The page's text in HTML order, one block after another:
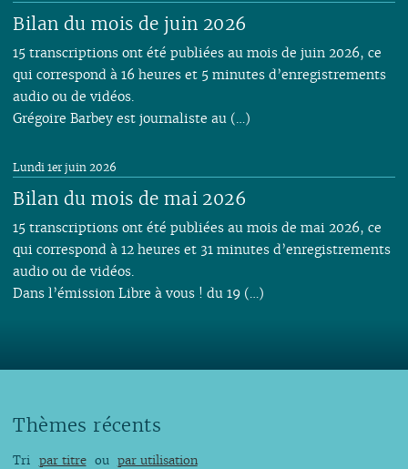
Bilan du mois de juin 2026
15 transcriptions ont été publiées au mois de juin 2026, ce
qui correspond à 16 heures et 5 minutes d’enregistrements
audio ou de vidéos.
Grégoire Barbey est journaliste au (…)
Bilan du mois de mai 2026
Lundi 1er juin 2026
15 transcriptions ont été publiées au mois de mai 2026, ce
qui correspond à 12 heures et 31 minutes d’enregistrements
audio ou de vidéos.
Dans l’émission Libre à vous ! du 19 (…)
Thèmes récents
Tri par titre ou par utilisation